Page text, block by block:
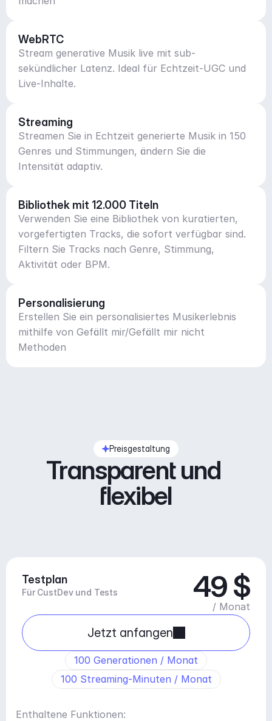
WebRTC
Stream generative Musik live mit sub-
sekündlicher Latenz. Ideal für Echtzeit-UGC und
Live-Inhalte.
Streaming
Streamen Sie in Echtzeit generierte Musik in 150
Genres und Stimmungen, ändern Sie die
Intensität adaptiv.
Bibliothek mit 12.000 Titeln
Verwenden Sie eine Bibliothek von kuratierten,
vorgefertigten Tracks, die sofort verfügbar sind.
Filtern Sie Tracks nach Genre, Stimmung,
Aktivität oder BPM.
Personalisierung
Erstellen Sie ein personalisiertes Musikerlebnis
mithilfe von Gefällt mir/Gefällt mir nicht
Methoden
Preisgestaltung
Transparent und
flexibel
Testplan
Für CustDev und Tests 49 $
/ Monat
Jetzt anfangen
100 Generationen / Monat
100 Streaming-Minuten / Monat
Enthaltene Funktionen: